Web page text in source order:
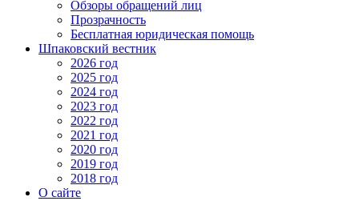
Обзоры обращений лиц
Прозрачность
Бесплатная юридическая помощь
Шпаковский вестник
2026 год
2025 год
2024 год
2023 год
2022 год
2021 год
2020 год
2019 год
2018 год
О сайте